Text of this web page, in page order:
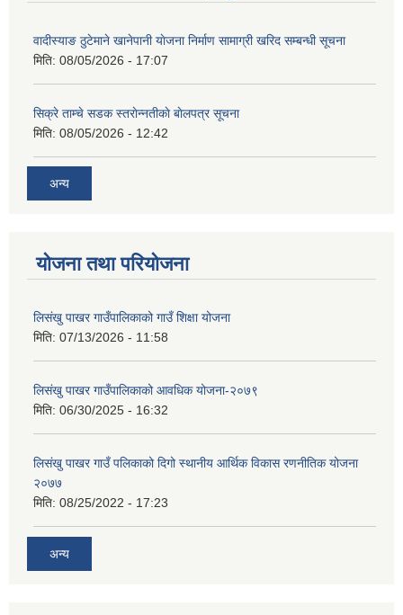
वादीस्याङ ठुटेमाने खानेपानी याेजना निर्माण सामाग्री खरिद सम्बन्धी सूचना
मिति: 08/05/2026 - 17:07
सिक्रे ताम्चे सडक स्तराेन्नतीकाे बाेलपत्र सूचना
मिति: 08/05/2026 - 12:42
अन्य
योजना तथा परियोजना
लिसंखु पाखर गाउँपालिकाको गाउँ शिक्षा योजना
मिति: 07/13/2026 - 11:58
लिसंखु पाखर गाउँपालिकाको आवधिक योजना-२०७९
मिति: 06/30/2025 - 16:32
लिसंखु पाखर गाउँ पलिकाको दिगो स्थानीय आर्थिक विकास रणनीतिक योजना
२०७७
मिति: 08/25/2022 - 17:23
अन्य